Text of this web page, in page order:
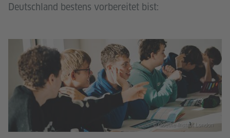
Deutschland bestens vorbereitet bist:
© Goethe-Institut London